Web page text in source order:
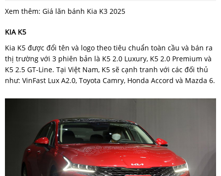
Xem thêm: Giá lăn bánh Kia K3 2025
KIA K5
Kia K5 được đổi tên và logo theo tiêu chuẩn toàn cầu và bán ra
thị trường với 3 phiên bản là K5 2.0 Luxury, K5 2.0 Premium và
K5 2.5 GT-Line. Tại Việt Nam, K5 sẽ cạnh tranh với các đối thủ
như: VinFast Lux A2.0, Toyota Camry, Honda Accord và Mazda 6.